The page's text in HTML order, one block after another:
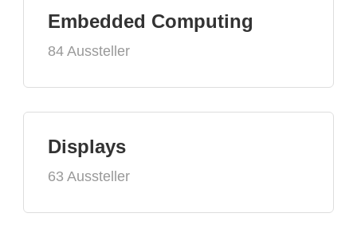
Embedded Computing
84 Aussteller
Displays
63 Aussteller